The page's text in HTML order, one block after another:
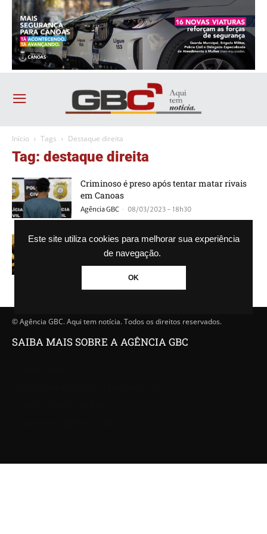
Este site utiliza cookies para melhorar sua experiência
de navegação.
OK
Início Tags Destaque direita
Tag: destaque direita
Criminoso é preso após tentar matar rivais
em Canoas
Agência GBC - 08/03/2023 - 18h30
Insistir para dizer ‘não’ ao Assistir: prefeitos
contra o desastre das perdas na Saúde
Rodrigo Becker - 23/08/2022 - 09h10
© Agência GBC. Aqui tem notícia. Todos os direitos reservados.
SAIBA MAIS SOBRE A AGÊNCIA GBC